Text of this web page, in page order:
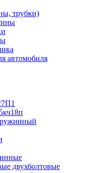
трубки)
автомобиля
двухболтовые